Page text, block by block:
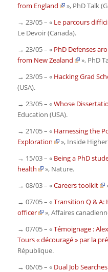
from England
», PhD Talk
→ 23/05 – « Le parcours
Le Devoir(Canada).
→ 23/05 – « PhD Defenses
from New Zealand
», PhD
→ 23/05 – « Hacking Grad
(USA).
→ 23/05 – «Whose
Education (USA).
→ 21/05 – « Harnessing the
Exploration
», Inside
→ 15/03 – « Being a PhD
health
», Nature.
→ 08/03 – «Careers toolkit
→ 07/05 – «Transition Q & A:
officer
»,Affaires
→ 07/05 – «Témoignage :
Tours « découragé » par la
République.
→ 06/05 – « Dual Job